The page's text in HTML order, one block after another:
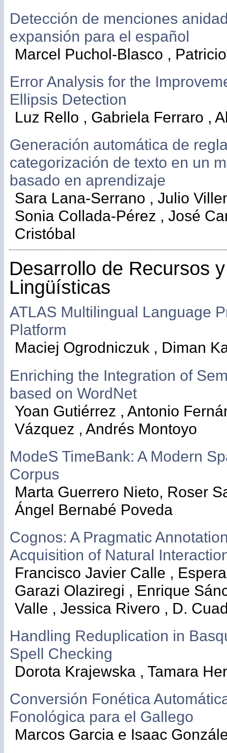
Detección de menciones
expansión para el español
Marcel Puchol-Blasco ,
Error Analysis for the
Ellipsis Detection
Luz Rello , Gabriela Ferraro ,
Generación automática de
categorización de texto en un
basado en aprendizaje
Sara Lana-Serrano , Julio
Sonia Collada-Pérez , José
Cristóbal
Desarrollo de Recursos
Lingüísticas
ATLAS Multilingual Language
Platform
Maciej Ogrodniczuk , Diman
Enriching the Integration of
based on WordNet
Yoan Gutiérrez , Antonio
Vázquez , Andrés Montoyo
ModeS TimeBank: A Modern
Corpus
Marta Guerrero Nieto, Roser
Ángel Bernabé Poveda
Cognos: A Pragmatic
Acquisition of Natural
Francisco Javier Calle ,
Garazi Olaziregi , Enrique
Valle , Jessica Rivero , D.
Handling Reduplication in
Spell Checking
Dorota Krajewska , Tamara
Conversión Fonética
Fonológica para el Gallego
Marcos Garcia e Isaac